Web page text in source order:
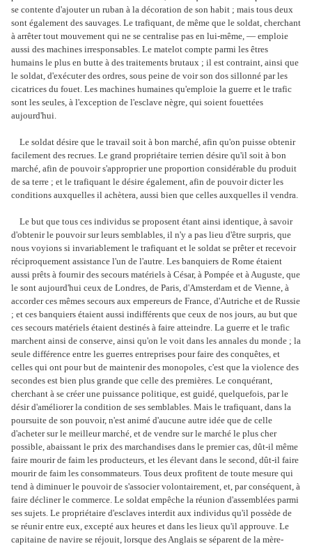
se contente d'ajouter un ruban à la décoration de son habit ; mais tous deux
sont également des sauvages. Le trafiquant, de même que le soldat, cherchant
à arrêter tout mouvement qui ne se centralise pas en lui-même, — emploie
aussi des machines irresponsables. Le matelot compte parmi les êtres
humains le plus en butte à des traitements brutaux ; il est contraint, ainsi que
le soldat, d'exécuter des ordres, sous peine de voir son dos sillonné par les
cicatrices du fouet. Les machines humaines qu'emploie la guerre et le trafic
sont les seules, à l'exception de l'esclave nègre, qui soient fouettées
aujourd'hui.
Le soldat désire que le travail soit à bon marché, afin qu'on puisse obtenir
facilement des recrues. Le grand propriétaire terrien désire qu'il soit à bon
marché, afin de pouvoir s'approprier une proportion considérable du produit
de sa terre ; et le trafiquant le désire également, afin de pouvoir dicter les
conditions auxquelles il achètera, aussi bien que celles auxquelles il vendra.
Le but que tous ces individus se proposent étant ainsi identique, à savoir
d'obtenir le pouvoir sur leurs semblables, il n'y a pas lieu d'être surpris, que
nous voyions si invariablement le trafiquant et le soldat se prêter et recevoir
réciproquement assistance l'un de l'autre. Les banquiers de Rome étaient
aussi prêts à fournir des secours matériels à César, à Pompée et à Auguste, que
le sont aujourd'hui ceux de Londres, de Paris, d'Amsterdam et de Vienne, à
accorder ces mêmes secours aux empereurs de France, d'Autriche et de Russie
; et ces banquiers étaient aussi indifférents que ceux de nos jours, au but que
ces secours matériels étaient destinés à faire atteindre. La guerre et le trafic
marchent ainsi de conserve, ainsi qu'on le voit dans les annales du monde ; la
seule différence entre les guerres entreprises pour faire des conquêtes, et
celles qui ont pour but de maintenir des monopoles, c'est que la violence des
secondes est bien plus grande que celle des premières. Le conquérant,
cherchant à se créer une puissance politique, est guidé, quelquefois, par le
désir d'améliorer la condition de ses semblables. Mais le trafiquant, dans la
poursuite de son pouvoir, n'est animé d'aucune autre idée que de celle
d'acheter sur le meilleur marché, et de vendre sur le marché le plus cher
possible, abaissant le prix des marchandises dans le premier cas, dût-il même
faire mourir de faim les producteurs, et les élevant dans le second, dût-il faire
mourir de faim les consommateurs. Tous deux profitent de toute mesure qui
tend à diminuer le pouvoir de s'associer volontairement, et, par conséquent, à
faire décliner le commerce. Le soldat empêche la réunion d'assemblées parmi
ses sujets. Le propriétaire d'esclaves interdit aux individus qu'il possède de
se réunir entre eux, excepté aux heures et dans les lieux qu'il approuve. Le
capitaine de navire se réjouit, lorsque des Anglais se séparent de la mère-